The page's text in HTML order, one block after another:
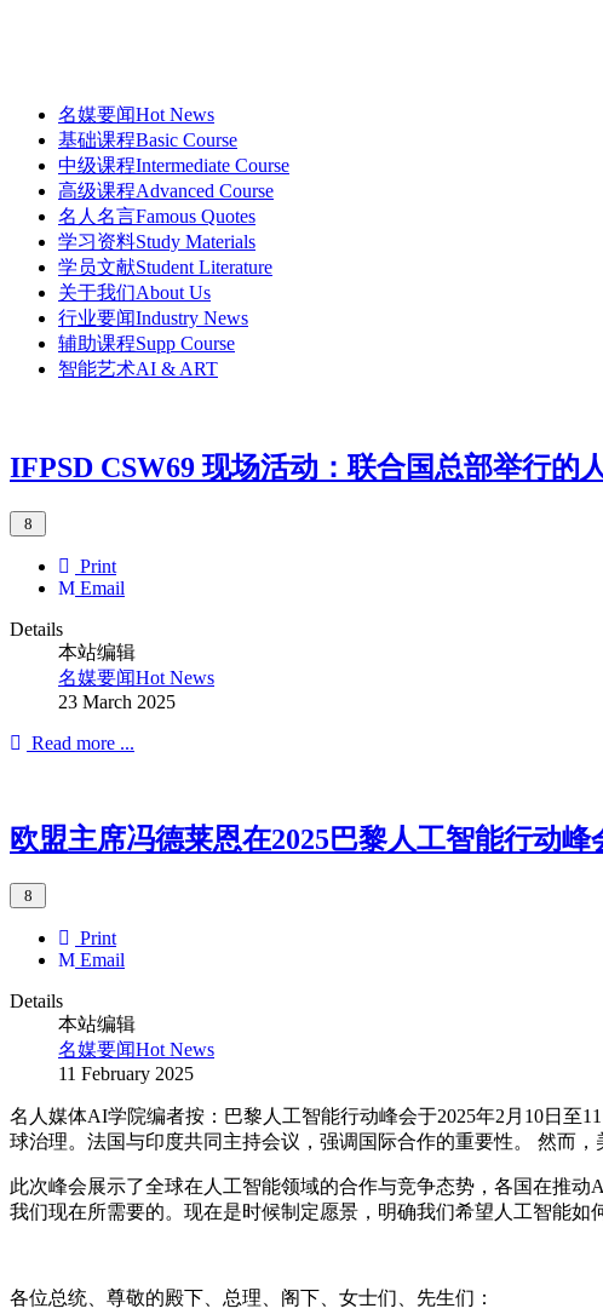
名媒要闻Hot News
基础课程Basic Course
中级课程Intermediate Course
高级课程Advanced Course
名人名言Famous Quotes
学习资料Study Materials
学员文献Student Literature
关于我们About Us
行业要闻Industry News
辅助课程Supp Course
智能艺术AI & ART
IFPSD CSW69 现场活动：联合国总部举行的
Print
Email
Details
本站编辑
名媒要闻Hot News
23 March 2025
Read more ...
欧盟主席冯德莱恩在2025巴黎人工智能行动峰
Print
Email
Details
本站编辑
名媒要闻Hot News
11 February 2025
名人媒体AI学院编者按：巴黎人工智能行动峰会于2025年2月10日至
球治理。法国与印度共同主持会议，强调国际合作的重要性。 然而
此次峰会展示了全球在人工智能领域的合作与竞争态势，各国在推
我们现在所需要的。现在是时候制定愿景，明确我们希望人工智能
各位总统、尊敬的殿下、总理、阁下、女士们、先生们：